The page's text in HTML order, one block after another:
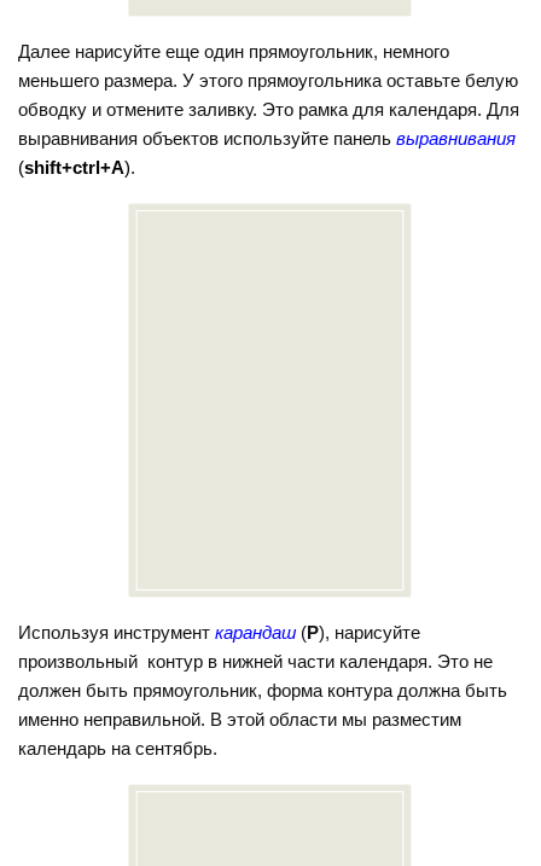
Далее нарисуйте еще один прямоугольник, немного
меньшего размера. У этого прямоугольника оставьте белую
обводку и отмените заливку. Это рамка для календаря. Для
выравнивания объектов используйте панельвыравнивания
(shift+ctrl+A).
Используя инструменткарандаш (P), нарисуйте
произвольный контур в нижней части календаря. Это не
должен быть прямоугольник, форма контура должна быть
именно неправильной. В этой области мы разместим
календарь на сентябрь.